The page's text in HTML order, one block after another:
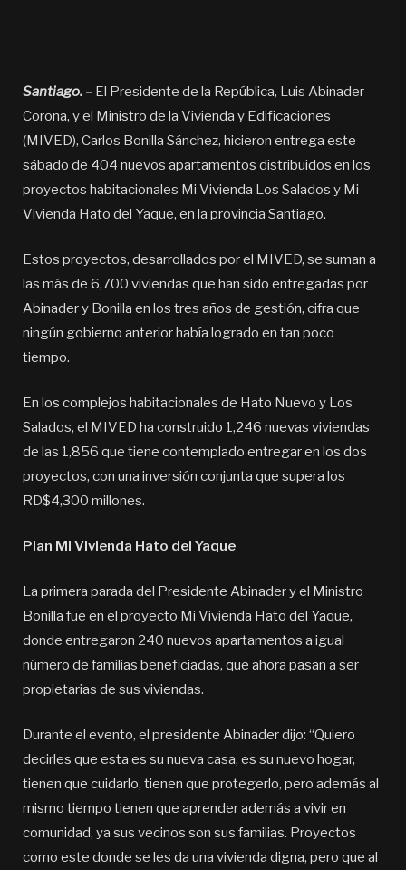
Santiago. – El Presidente de la República, Luis Abinader
Corona, y el Ministro de la Vivienda y Edificaciones
(MIVED), Carlos Bonilla Sánchez, hicieron entrega este
sábado de 404 nuevos apartamentos distribuidos en los
proyectos habitacionales Mi Vivienda Los Salados y Mi
Vivienda Hato del Yaque, en la provincia Santiago.
Estos proyectos, desarrollados por el MIVED, se suman a
las más de 6,700 viviendas que han sido entregadas por
Abinader y Bonilla en los tres años de gestión, cifra que
ningún gobierno anterior había logrado en tan poco
tiempo.
En los complejos habitacionales de Hato Nuevo y Los
Salados, el MIVED ha construido 1,246 nuevas viviendas
de las 1,856 que tiene contemplado entregar en los dos
proyectos, con una inversión conjunta que supera los
RD$4,300 millones.
Plan Mi Vivienda Hato del Yaque
La primera parada del Presidente Abinader y el Ministro
Bonilla fue en el proyecto Mi Vivienda Hato del Yaque,
donde entregaron 240 nuevos apartamentos a igual
número de familias beneficiadas, que ahora pasan a ser
propietarias de sus viviendas.
Durante el evento, el presidente Abinader dijo: “Quiero
decirles que esta es su nueva casa, es su nuevo hogar,
tienen que cuidarlo, tienen que protegerlo, pero además al
mismo tiempo tienen que aprender además a vivir en
comunidad, ya sus vecinos son sus familias. Proyectos
como este donde se les da una vivienda digna, pero que al